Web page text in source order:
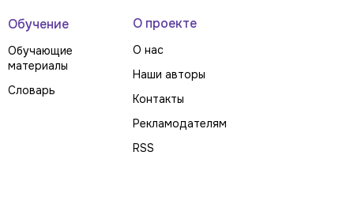
Обучение
Обучающие
материалы
Словарь
О проекте
О нас
Наши авторы
Контакты
Рекламодателям
RSS